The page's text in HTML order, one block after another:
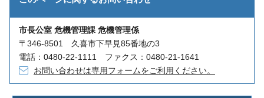
市長公室 危機管理課 危機管理係
〒346-8501 久喜市下早見85番地の3
電話：0480-22-1111 ファクス：0480-21-1641
お問い合わせは専用フォームをご利用ください。